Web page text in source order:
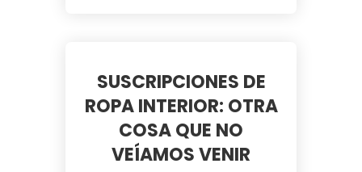
SUSCRIPCIONES DE
ROPA INTERIOR: OTRA
COSA QUE NO
VEÍAMOS VENIR